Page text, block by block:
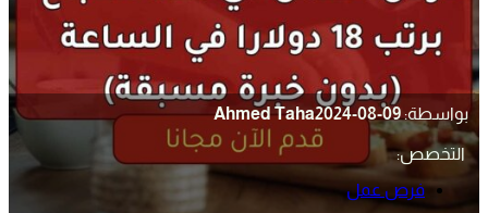
بواسطة: Ahmed Taha2024-08-09
التخصص:
فرص عمل